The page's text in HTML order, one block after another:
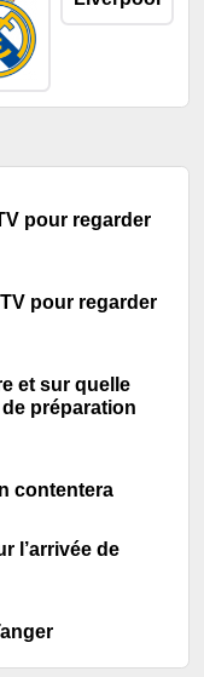
pour regarder
pour regarder
et sur quelle
préparation
contentera
l’arrivée de